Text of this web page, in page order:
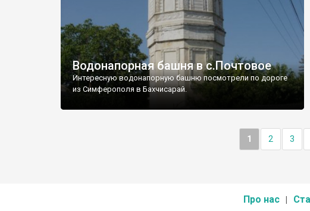
Водонапорная башня в с.Почтовое
Интересную водонапорную башню посмотрели по дороге
из Симферополя в Бахчисарай.
1 2 3
Про нас